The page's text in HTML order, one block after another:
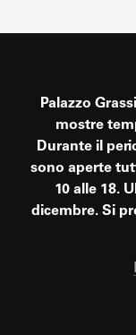
Palazzo
mostre
Durante il
sono aperte
10 alle 18.
dicembre. Si